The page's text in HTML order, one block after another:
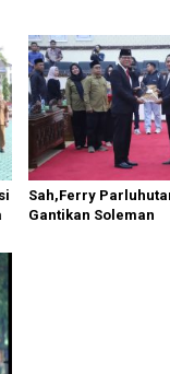
Sah,Ferry
Gantikan Soleman